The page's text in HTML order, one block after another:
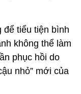
để tiểu tiện bình
không thể làm
phục hồi do
nhỏ” mới của